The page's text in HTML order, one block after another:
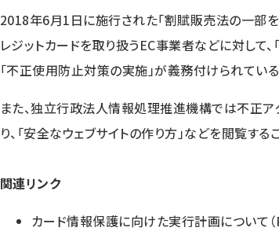
2018年6月1日に施行された「割賦販売法の一部を
レジットカードを取り扱うEC事業者などに対して
「不正使用防止対策の実施」が義務付けられている
また、独立行政法人情報処理推進機構では不正ア
り、「安全なウェブサイトの作り方」などを閲覧する
関連リンク
カード情報保護に向けた実行計画について